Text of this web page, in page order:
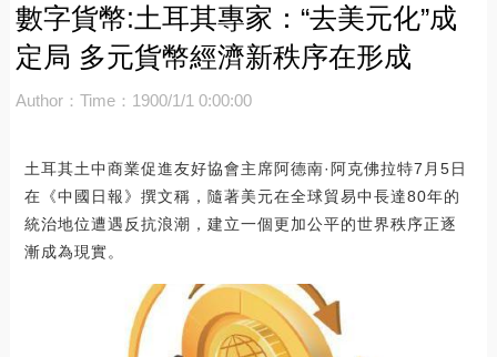
數字貨幣:土耳其專家：“去美元化”成
定局 多元貨幣經濟新秩序在形成
Author： Time：1900/1/1 0:00:00
土耳其土中商業促進友好協會主席阿德南·阿克佛拉特7月5日
在《中國日報》撰文稱，隨著美元在全球貿易中長達80年的
統治地位遭遇反抗浪潮，建立一個更加公平的世界秩序正逐
漸成為現實。